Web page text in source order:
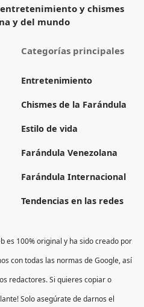
y chismes
y del mundo
Categorías principales
Entretenimiento
Chismes de la Farándula
Estilo de vida
Farándula Venezolana
Farándula Internacional
Tendencias en las redes
es 100% original y ha sido creado por
con todas las normas de Google, así
redactores. Si quieres copiar o
Solo asegúrate de darnos el